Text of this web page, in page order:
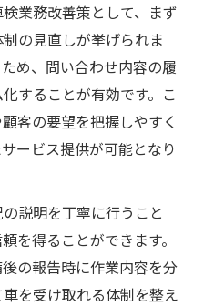
業務改善策として、まず
の見直しが挙げられま
め、問い合わせ内容の履
することが有効です。こ
客の要望を把握しやすく
ービス提供が可能となり
説明を丁寧に行うこと
を得ることができます。
の報告時に作業内容を分
を受け取れる体制を整え